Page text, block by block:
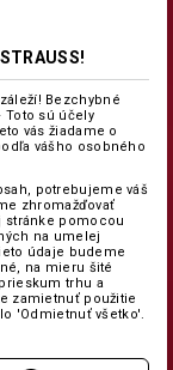
Bezchybné
Toto sú účely
vás žiadame o
vášho osobného
potrebujeme váš
zhromažďovať
stránke pomocou
na umelej
údaje budeme
na mieru šité
trhu a
zamietnuť použitie
'Odmietnuť všetko'.